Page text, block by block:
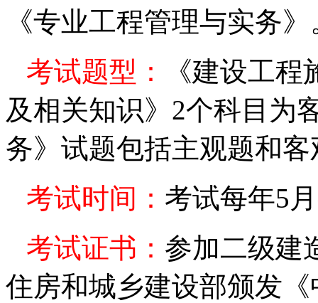
《专业工程管理与实务》
考试题型：
《建设工
及相关知识》 2个科目为
务》试题包括主观题和客
考试时间： 考试每年5
考试证书： 参加二级建
住房和城乡建设部颁发